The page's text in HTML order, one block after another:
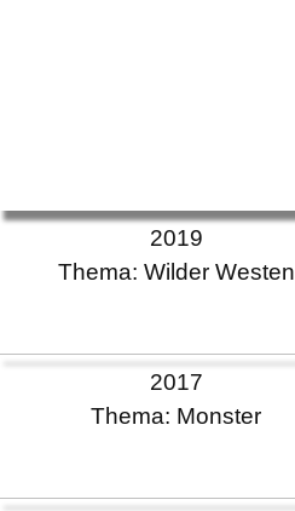
2019
Thema: Wilder Westen
2017
Thema: Monster